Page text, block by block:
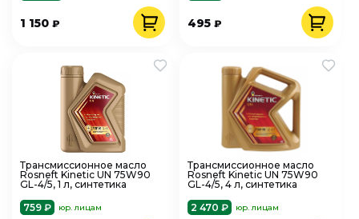
1 150 ₽ 495₽
Трансмиссионное масло
Rosneft Kinetic UN 75W90
GL-4/5, 1 л, синтетика
759 ₽
юр. лицам
Трансмиссионное масло
Rosneft Kinetic UN 75W90
GL-4/5, 4 л, синтетика
2 470 ₽
юр. лицам